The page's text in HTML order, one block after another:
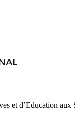
et d’Education